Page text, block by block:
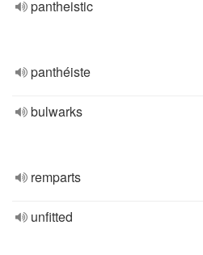
pantheistic
panthéiste
bulwarks
remparts
unfitted